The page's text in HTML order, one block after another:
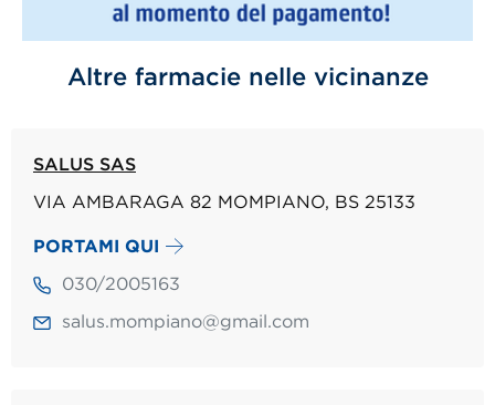
Altre farmacie nelle vicinanze
SALUS SAS
VIA AMBARAGA 82 MOMPIANO, BS 25133
PORTAMI QUI
030/2005163
salus.mompiano@gmail.com